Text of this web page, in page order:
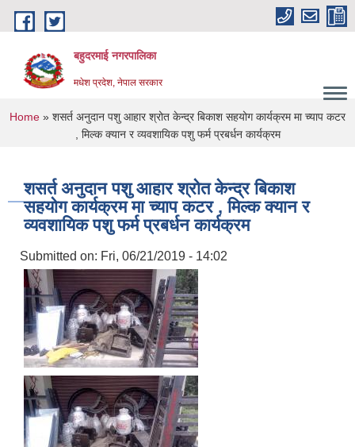
Skip to main content
बहुदरमाई नगरपालिका
मधेश प्रदेश, नेपाल सरकार
You are here
Home » शसर्त अनुदान पशु आहार श्रोत केन्द्र बिकाश सहयोग कार्यक्रम मा च्याप कटर
, मिल्क क्यान र व्यवशायिक पशु फर्म प्रबर्धन कार्यक्रम
शसर्त अनुदान पशु आहार श्रोत केन्द्र बिकाश
सहयोग कार्यक्रम मा च्याप कटर , मिल्क क्यान र
व्यवशायिक पशु फर्म प्रबर्धन कार्यक्रम
Submitted on: Fri, 06/21/2019 - 14:02